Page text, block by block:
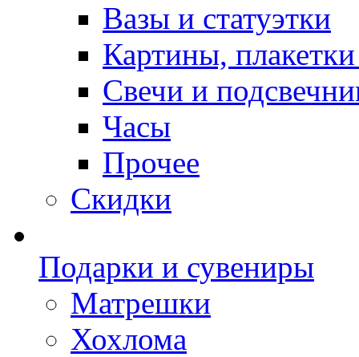
Вазы и статуэтки
Картины,
Свечи и
Часы
Прочее
Скидки
Подарки и сувениры
Матрешки
Хохлома